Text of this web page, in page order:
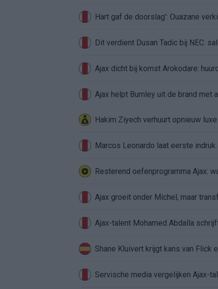
Hart gaf de doorslag': Ouazane
Dit verdient Dusan Tadic bij NEC:
Ajax dicht bij komst Arokodare:
Ajax helpt Burnley uit de brand met
Hakim Ziyech verhuurt opnieuw
Marcos Leonardo laat eerste
Resterend oefenprogramma Ajax:
Ajax groeit onder Míchel, maar
Ajax-talent Mohamed Abdalla
Shane Kluivert krijgt kans van Flick
Servische media vergelijken Ajax-